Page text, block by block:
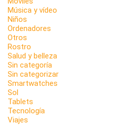
Música y vídeo
Niños
Ordenadores
Otros
Rostro
Salud y belleza
Sin categoría
Sin categorizar
Smartwatches
Sol
Tablets
Tecnología
Viajes